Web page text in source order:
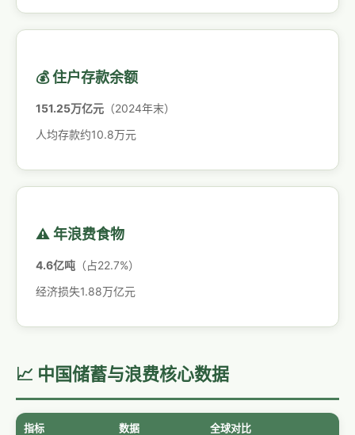
💰 住户存款余额
151.25万亿元 （2024年末）
人均存款约10.8万元
⚠️ 年浪费食物
4.6亿吨 （占22.7%）
经济损失1.88万亿元
📈 中国储蓄与浪费核心数据
指标 数据 全球对比